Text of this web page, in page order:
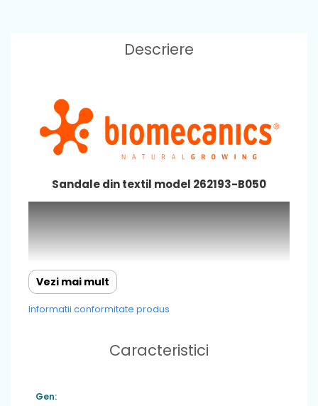
Descriere
Sandale din textil model 262193-B050
Vezi mai mult
Informatii conformitate produs
Caracteristici
Gen: